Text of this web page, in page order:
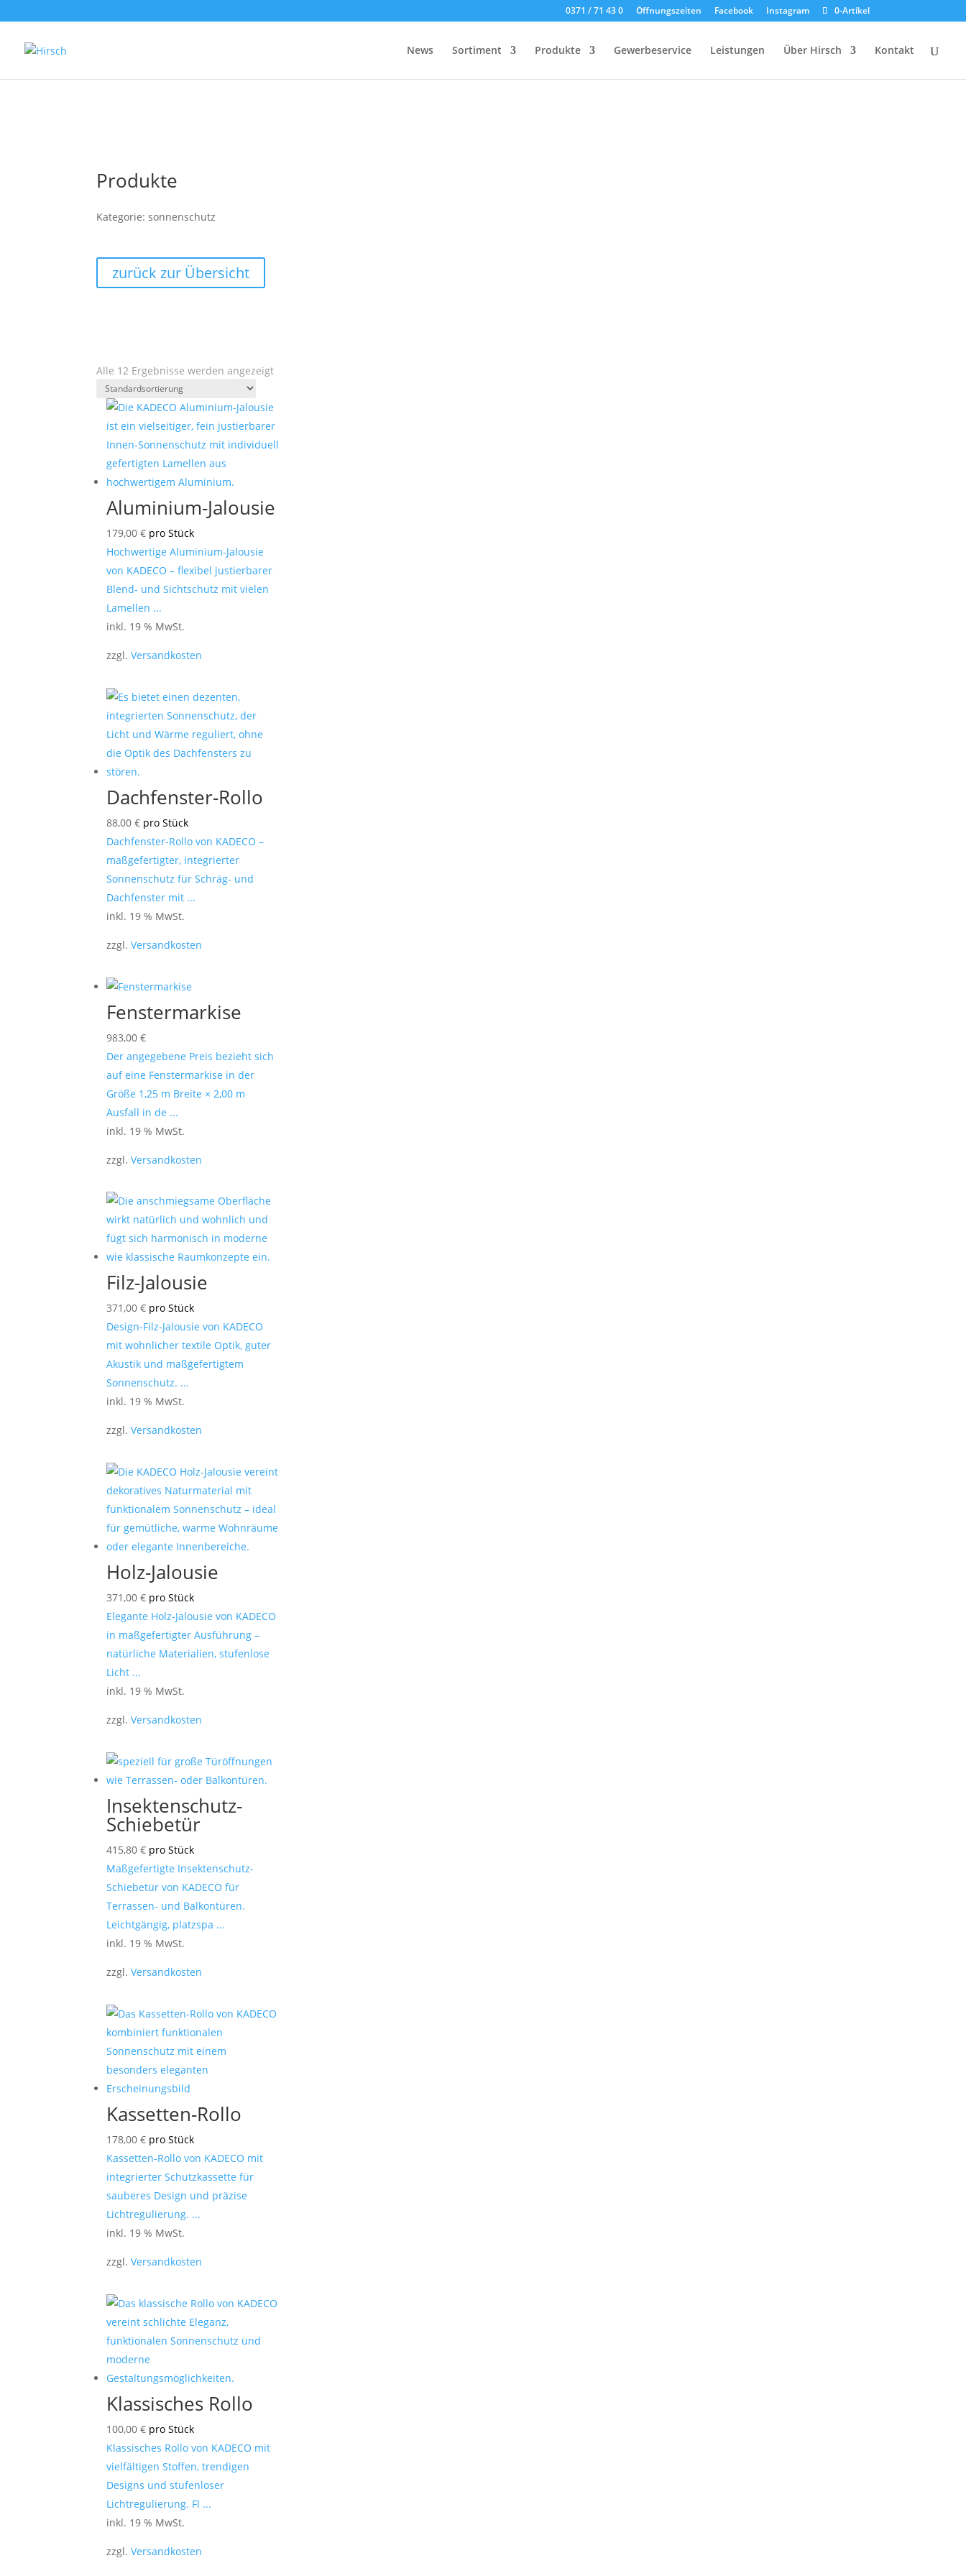
0371 / 71 43 0 Öffnungszeiten Facebook Instagram 0-Artikel
News Sortiment Produkte Gewerbeservice Leistungen Über Hirsch Kontakt
Produkte
Kategorie: sonnenschutz
zurück zur Übersicht
Alle 12 Ergebnisse werden angezeigt
Aluminium-Jalousie
179,00€ pro Stück
Hochwertige Aluminium-Jalousie
von KADECO – flexibel justierbarer
Blend- und Sichtschutz mit vielen
Lamellen ...
inkl. 19 % MwSt.
zzgl.Versandkosten
Dachfenster-Rollo
88,00€ pro Stück
Dachfenster-Rollo von KADECO –
maßgefertigter, integrierter
Sonnenschutz für Schräg- und
Dachfenster mit ...
inkl. 19 % MwSt.
zzgl.Versandkosten
Fenstermarkise
983,00€
Der angegebene Preis bezieht sich
auf eine Fenstermarkise in der
Größe 1,25 m Breite × 2,00 m
Ausfall in de ...
inkl. 19 % MwSt.
zzgl.Versandkosten
Filz-Jalousie
371,00€ pro Stück
Design-Filz-Jalousie von KADECO
mit wohnlicher textile Optik, guter
Akustik und maßgefertigtem
Sonnenschutz. ...
inkl. 19 % MwSt.
zzgl.Versandkosten
Holz-Jalousie
371,00€ pro Stück
Elegante Holz-Jalousie von KADECO
in maßgefertigter Ausführung –
natürliche Materialien, stufenlose
Licht ...
inkl. 19 % MwSt.
zzgl.Versandkosten
Insektenschutz-
Schiebetür
415,80€ pro Stück
Maßgefertigte Insektenschutz-
Schiebetür von KADECO für
Terrassen- und Balkontüren.
Leichtgängig, platzspa ...
inkl. 19 % MwSt.
zzgl.Versandkosten
Kassetten-Rollo
178,00€ pro Stück
Kassetten-Rollo von KADECO mit
integrierter Schutzkassette für
sauberes Design und präzise
Lichtregulierung. ...
inkl. 19 % MwSt.
zzgl.Versandkosten
Klassisches Rollo
100,00€ pro Stück
Klassisches Rollo von KADECO mit
vielfältigen Stoffen, trendigen
Designs und stufenloser
Lichtregulierung. Fl ...
inkl. 19 % MwSt.
zzgl.Versandkosten